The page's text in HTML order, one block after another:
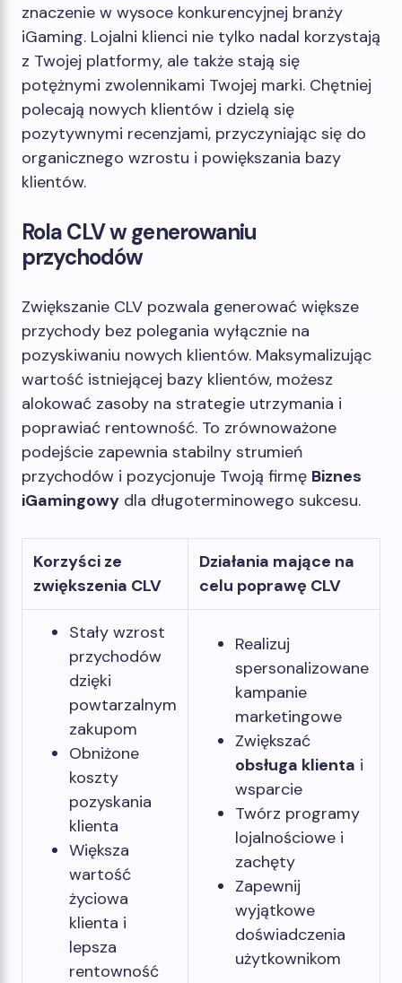
znaczenie w wysoce konkurencyjnej branży
iGaming. Lojalni klienci nie tylko nadal korzystają
z Twojej platformy, ale także stają się
potężnymi zwolennikami Twojej marki. Chętniej
polecają nowych klientów i dzielą się
pozytywnymi recenzjami, przyczyniając się do
organicznego wzrostu i powiększania bazy
klientów.
Rola CLV w generowaniu
przychodów
Zwiększanie CLV pozwala generować większe
przychody bez polegania wyłącznie na
pozyskiwaniu nowych klientów. Maksymalizując
wartość istniejącej bazy klientów, możesz
alokować zasoby na strategie utrzymania i
poprawiać rentowność. To zrównoważone
podejście zapewnia stabilny strumień
przychodów i pozycjonuje Twoją firmę Biznes
iGamingowy dla długoterminowego sukcesu.
Korzyści ze
zwiększenia CLV
Działania mające na
celu poprawę CLV
Stały wzrost
przychodów
dzięki
powtarzalnym
zakupom
Obniżone
koszty
pozyskania
klienta
Większa
wartość
życiowa
klienta i
lepsza
rentowność
Realizuj
spersonalizowane
kampanie
marketingowe
Zwiększać
obsługa klienta i
wsparcie
Twórz programy
lojalnościowe i
zachęty
Zapewnij
wyjątkowe
doświadczenia
użytkownikom